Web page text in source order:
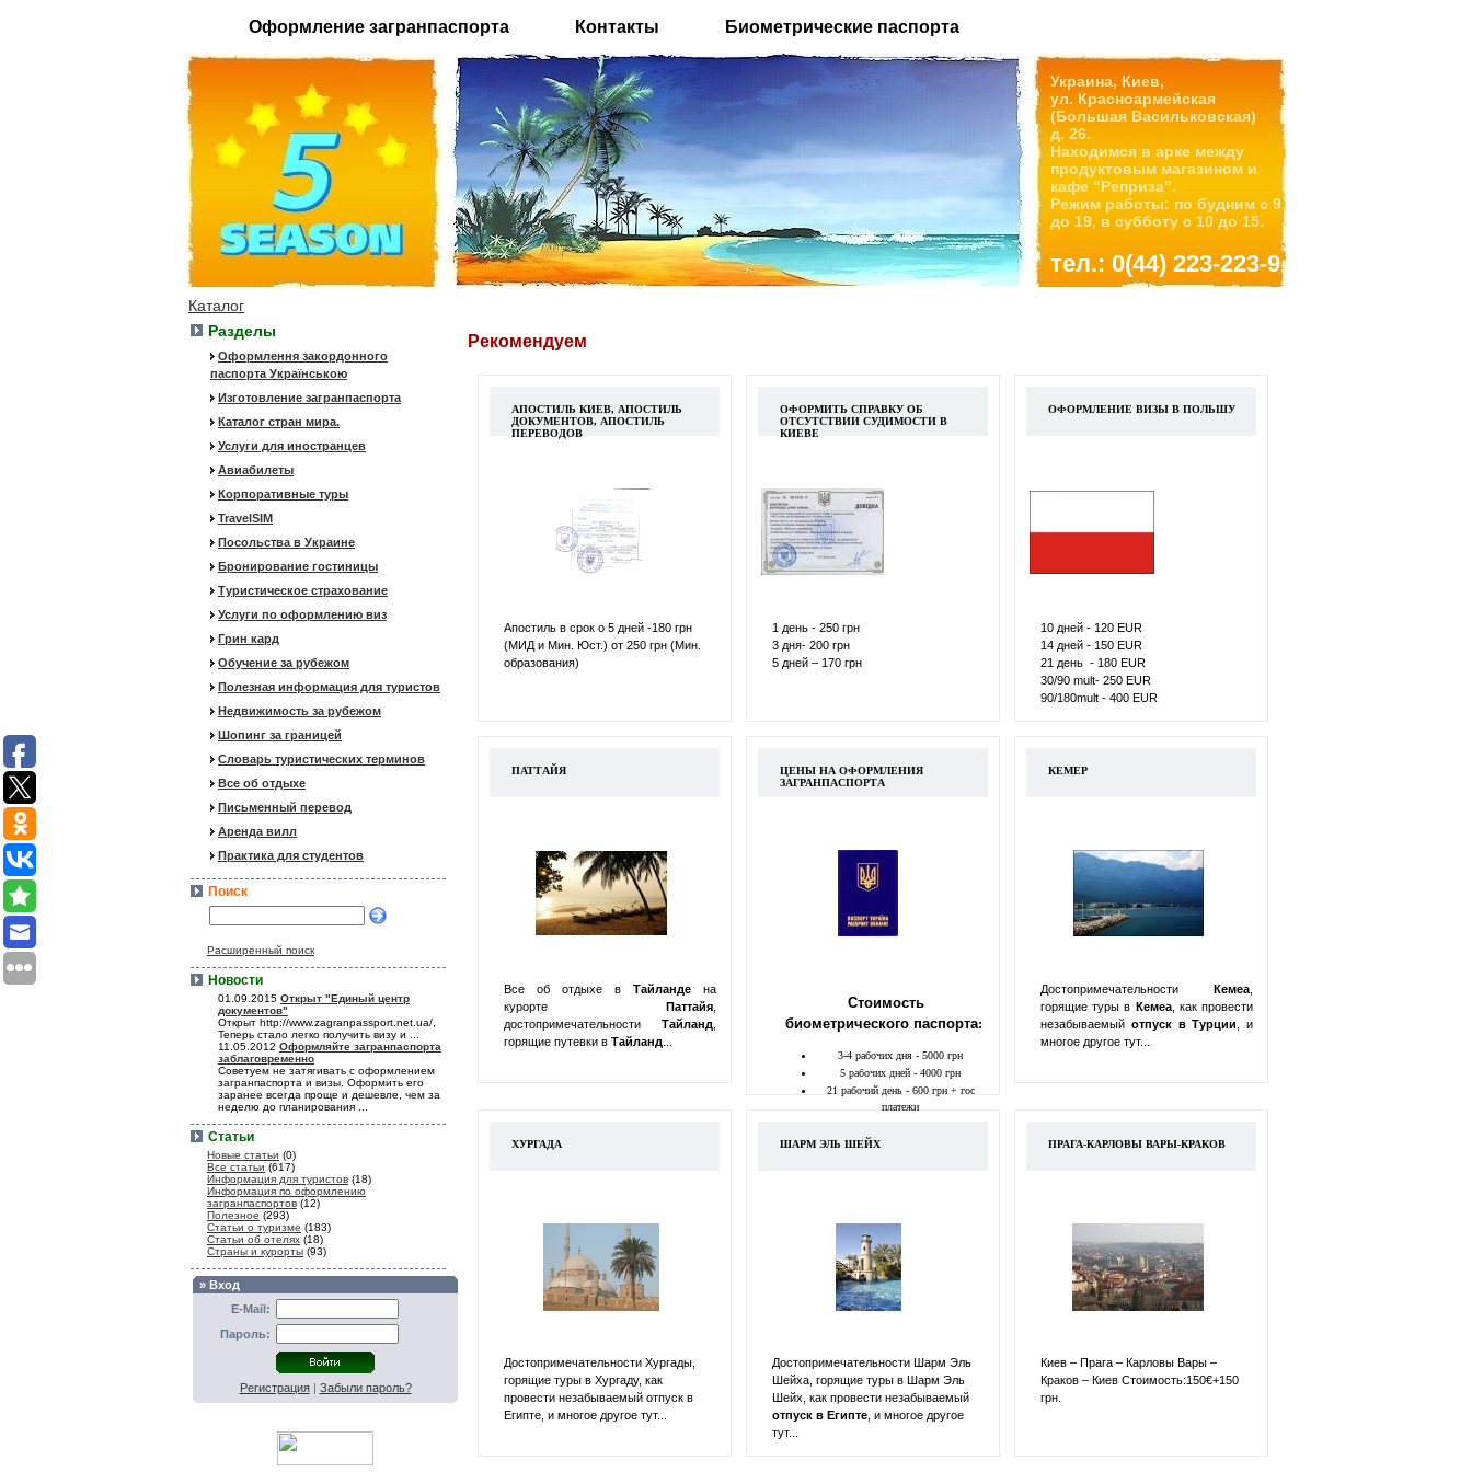
Оформление загранпаспорта Контакты Биометрические паспорта
Украина, Киев,
ул. Красноармейская
(Большая Васильковская)
д. 26.
Находимся в арке между
продуктовым магазином и
кафе "Реприза".
Режим работы: по будним с 9
до 19, в субботу с 10 до 15.
тел.: 0(44) 223-223-9
Каталог
Разделы
Оформлення закордонного
паспорта Українською
Изготовление загранпаспорта
Каталог стран мира.
Услуги для иностранцев
Авиабилеты
Корпоративные туры
TravelSIM
Посольства в Украине
Бронирование гостиницы
Туристическое страхование
Услуги по оформлению виз
Грин кард
Обучение за рубежом
Полезная информация для туристов
Недвижимость за рубежом
Шопинг за границей
Словарь туристических терминов
Все об отдыхе
Письменный перевод
Аренда вилл
Практика для студентов
Поиск
Расширенный поиск
Новости
01.09.2015 Открыт "Единый центр
документов"
Открыт http://www.zagranpassport.net.ua/,
Теперь стало легко получить визу и ...
11.05.2012 Оформляйте загранпаспорта
заблаговременно
Советуем не затягивать с оформлением
загранпаспорта и визы. Оформить его
заранее всегда проще и дешевле, чем за
неделю до планирования ...
Статьи
Новые статьи (0)
Все статьи (617)
Информация для туристов (18)
Информация по оформлению
загранпаспортов (12)
Полезное (293)
Статьи о туризме (183)
Статьи об отелях (18)
Страны и курорты (93)
» Вход
E-Mail:
Пароль:
Регистрация| Забыли пароль?
Рекомендуем
АПОСТИЛЬ КИЕВ, АПОСТИЛЬ
ДОКУМЕНТОВ, АПОСТИЛЬ
ПЕРЕВОДОВ
Апостиль в срок о 5 дней -180 грн
(МИД и Мин. Юст.) от 250 грн (Мин.
образования)
ОФОРМИТЬ СПРАВКУ ОБ
ОТСУТСТВИИ СУДИМОСТИ В
КИЕВЕ
1 день - 250 грн
3 дня- 200 грн
5 дней – 170 грн
ОФОРМЛЕНИЕ ВИЗЫ В ПОЛЬШУ
10 дней - 120 ЕUR
14 дней - 150 ЕUR
21 день - 180 ЕUR
30/90 mult- 250 ЕUR
90/180mult - 400 ЕUR
ПАТТАЙЯ
Все об отдыхе в Тайланде на
курорте Паттайя
достопримечательности Тайланд
горящие путевки в Тайланд
ЦЕНЫ НА ОФОРМЛЕНИЯ
ЗАГРАНПАСПОРТА
Стоимость
биометрического паспорта:
3-4 рабочих дня - 5000 грн
5 рабочих дней - 4000 грн
21 рабочий день - 600 грн + гос
платежи
КЕМЕР
Достопримечательности Кемеа
горящие туры в Кемеа, как провести
незабываемый отпуск в Турции
, и
многое другое тут...
ХУРГАДА
Достопримечательности Хургады,
горящие туры в Хургаду, как
провести незабываемый отпуск в
Египте, и многое другое тут...
ШАРМ ЭЛЬ ШЕЙХ
Достопримечательности Шарм Эль
Шейха, горящие туры в Шарм Эль
Шейх, как провести незабываемый
отпуск в Египте , и многое другое
тут...
ПРАГА-КАРЛОВЫ ВАРЫ-КРАКОВ
Киев – Прага – Карловы Вары –
Краков – Киев Стоимость:150€+150
грн.